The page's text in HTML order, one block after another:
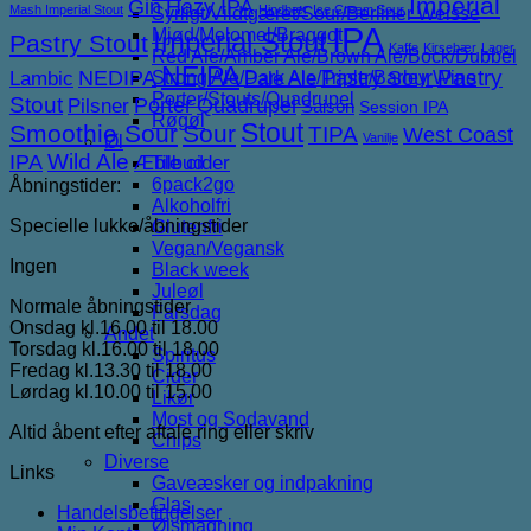
Syrligt/Vildtgæret/Sour/Berliner Weisse
Mjød/Melomel/Braggot
Red Ale/Amber Ale/Brown Ale/Bock/Dubbel
Strong Ale/Dark Ale/Triple/Barley Wine
Porter/Stouts/Quadrupel
Røgøl
Øl
Tilbud
6pack2go
Alkoholfri
Glutenfri
Vegan/Vegansk
Black week
Juleøl
Farsdag
Andet
Spiritus
Cider
Likør
Most og Sodavand
Chips
Diverse
Gaveæsker og indpakning
Glas
Ølsmagning
Mash Imperial Stout GinHazy IPA Hindbær Ice Cream Sour
Pastry StoutImperial StoutIPA Kaffe Kirsebær Lager
Lambic NEDIPANEIPA Pale Ale Pastry SourPastry
Stout Pilsner Porter Quadrupel Saison Session IPA
Smoothie SourSour StoutTIPA Vanilje West Coast
IPAWild Ale Æble cider
Åbningstider:
Specielle lukke/åbningstider
Ingen
Normale åbningstider
Onsdag kl.16.00 til 18.00
Torsdag kl.16.00 til 18.00
Fredag kl.13.30 til 18.00
Lørdag kl.10.00 til 15.00
Altid åbent efter aftale ring eller skriv
Links
Handelsbetingelser